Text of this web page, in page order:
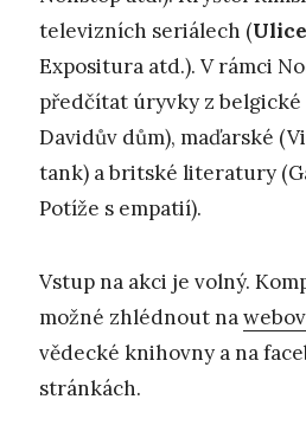
televizních seriálech (
Expositura atd.). V rámci
předčítat úryvky z
Davidův dům), maďarské
tank) a britské literatury
Potíže s empatií).
Vstup na akci je volný.
možné zhlédnout na
vědecké knihovny a na
stránkách.